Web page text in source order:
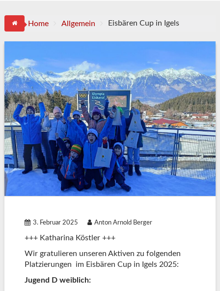
Home Allgemein Eisbären Cup in Igels
3. Februar 2025 Anton Arnold Berger
+++ Katharina Köstler +++
Wir gratulieren unseren Aktiven zu folgenden
Platzierungen im Eisbären Cup in Igels 2025:
Jugend D weiblich: